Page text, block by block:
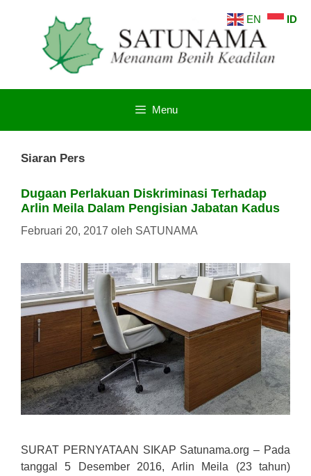
Menu
Siaran Pers
Dugaan Perlakuan Diskriminasi Terhadap
Arlin Meila Dalam Pengisian Jabatan Kadus
Februari 20, 2017 oleh SATUNAMA
SURAT PERNYATAAN SIKAP Satunama.org – Pada
tanggal 5 Desember 2016, Arlin Meila (23 tahun)
EN ID